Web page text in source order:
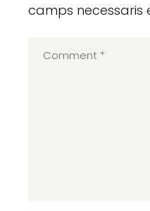
camps